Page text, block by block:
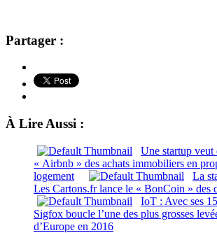
Partager :
À Lire Aussi :
Une startup veut
« Airbnb » des achats immobiliers en
logement
La
Les Cartons.fr lance le « BonCoin » des
IoT : Avec ses
Sigfox boucle l’une des plus grosses
d’Europe en 2016